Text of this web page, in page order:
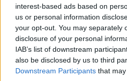
interest-based ads based on
us or personal information
your opt-out. You may separately
disclosure of your personal
IAB’s list of downstream
also be disclosed by us to third
Downstream Participants that
PUSL (D. Voiculescu)
PNȚCD (Pavelescu)
PNCR (Terheș)
Partidul Patrioților (Surugiu)
FAR (Coarnă)